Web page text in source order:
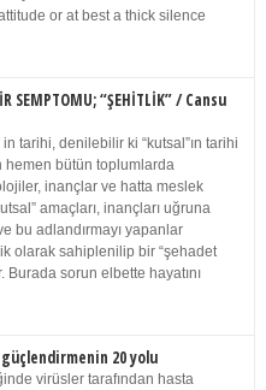
or at best a thick silence
SEMPTOMU; “ŞEHİTLİK” / Cansu
in tarihi, denilebilir ki “kutsal”ın tarihi
hemen bütün toplumlarda
inançlar ve hatta meslek
amaçları, inançları uğruna
bu adlandırmayı yapanlar
olarak sahiplenilip bir “şehadet
Burada sorun elbette hayatını
20 yolu
virüsler tarafından hasta